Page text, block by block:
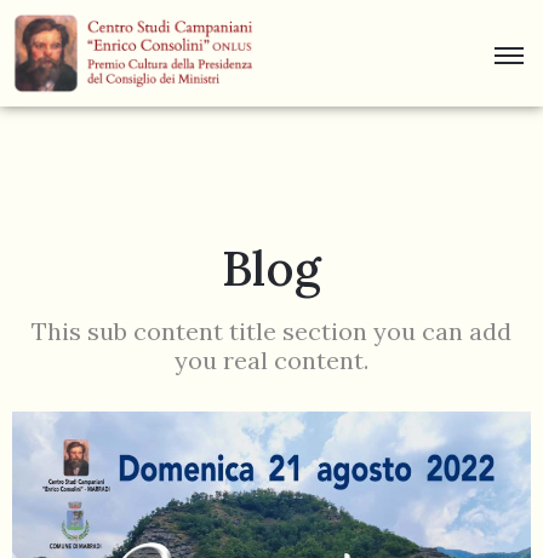
Centro
Museo
Contatti
Blog
This sub content title section you can add
you real content.